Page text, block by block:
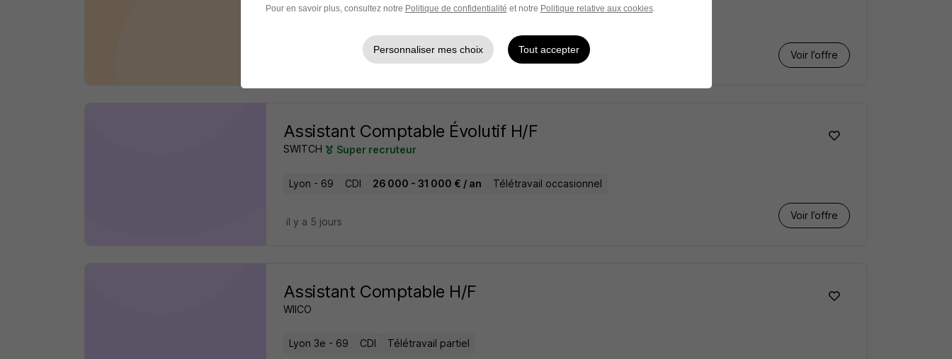
Voir l’offre
Assistant Comptable Évolutif H/F
SWITCH Super recruteur
Lyon - 69 CDI 26 000 - 31 000 € / an Télétravail occasionnel
Voir l’offre
il y a 5 jours
Assistant Comptable H/F
WIICO
Lyon 3e - 69 CDI Télétravail partiel
Pour en savoir plus, consultez notre Politique de confidentialité et notre Politique relative aux cookies.
Personnaliser mes choix Tout accepter